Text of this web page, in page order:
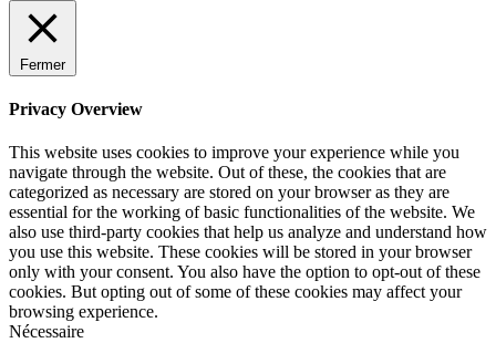
Fermer
Privacy Overview
This website uses cookies to improve your experience while you
navigate through the website. Out of these, the cookies that are
categorized as necessary are stored on your browser as they are
essential for the working of basic functionalities of the website. We
also use third-party cookies that help us analyze and understand how
you use this website. These cookies will be stored in your browser
only with your consent. You also have the option to opt-out of these
cookies. But opting out of some of these cookies may affect your
browsing experience.
Nécessaire